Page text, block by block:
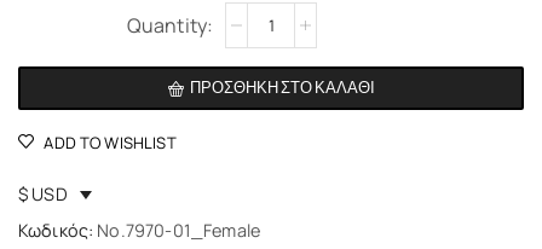
ΠΡΟΣΘΉΚΗ ΣΤΟ ΚΑΛΆΘΙ
Alternative:
ADD TO WISHLIST
$ USD
Κωδικός: No.7970-01_Female